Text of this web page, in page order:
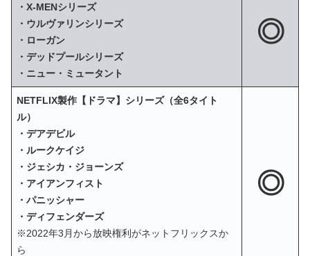
・X‐MENシリーズ
・ウルヴァリンシリーズ
・ローガン
・デッドプールシリーズ
・ニュー・ミュータント
◎
NETFLIX製作【ドラマ】シリーズ（全6タイト
ル）
・デアデビル
・ルークケイジ
・ジェシカ・ジョーンズ
・アイアンフィスト
・パニッシャー
・ディフェンダーズ
※2022年3月から放映権利がネットフリックスか
ら
◎